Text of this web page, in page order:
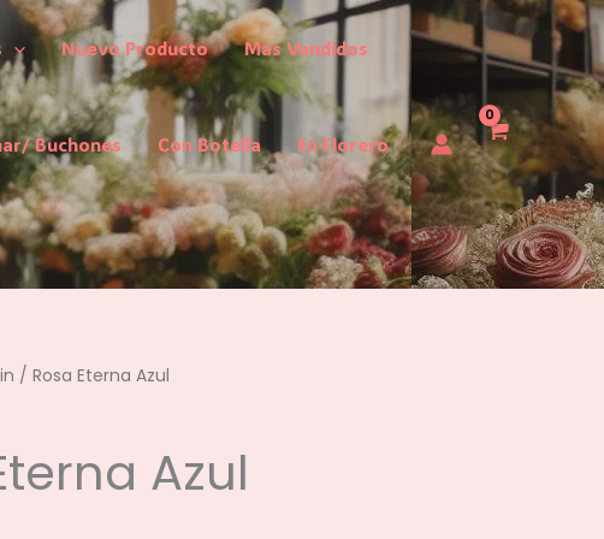
Nuevo Producto Mas Vendidos
Buchones Con Botella En Florero
/ Rosa Eterna Azul
Azul